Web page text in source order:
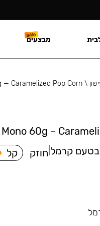
\
— Caramelized Pop Corn
Mono 60g –
בטעם קרמל חוזק קל
מבצעים